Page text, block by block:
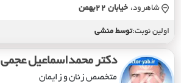
شاهرود، خيابان 22بهمن
اولین نوبت:توسط منشی
دکتر محمداسماعیل عجمی
متخصص زنان و زایمان